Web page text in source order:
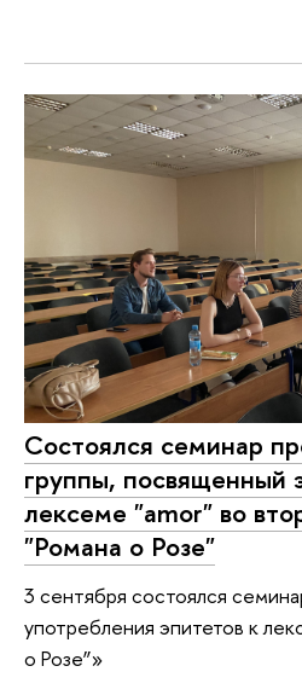
Состоялся семинар
группы, посвященный
лексеме "amor" во
"Романа о Розе"
3 сентября состоялся
употребления эпитетов к
о Розе”»